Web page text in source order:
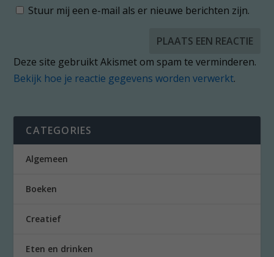
Stuur mij een e-mail als er nieuwe berichten zijn.
Deze site gebruikt Akismet om spam te verminderen.
Bekijk hoe je reactie gegevens worden verwerkt.
CATEGORIES
Algemeen
Boeken
Creatief
Eten en drinken